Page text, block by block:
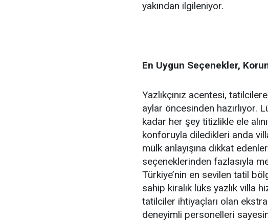
yakından ilgileniyor.
En Uygun Seçenekler,
Yazlıkçınız acentesi,
aylar öncesinden hazırlıyor.
kadar her şey titizlikle ele
konforuyla diledikleri anda
mülk anlayışına dikkat
seçeneklerinden fazlasıyla
Türkiye’nin en sevilen tatil
sahip kiralık lüks yazlık villa
tatilciler ihtiyaçları olan
deneyimli personelleri